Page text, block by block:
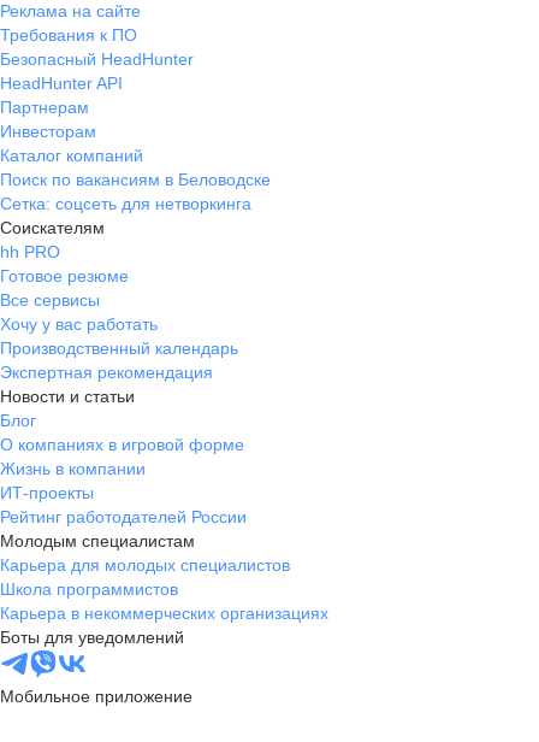
Реклама на сайте
Требования к ПО
Безопасный HeadHunter
HeadHunter API
Партнерам
Инвесторам
Каталог компаний
Поиск по вакансиям в Беловодске
Сетка: соцсеть для нетворкинга
Соискателям
hh PRO
Готовое резюме
Все сервисы
Хочу у вас работать
Производственный календарь
Экспертная рекомендация
Новости и статьи
Блог
О компаниях в игровой форме
Жизнь в компании
ИТ-проекты
Рейтинг работодателей России
Молодым специалистам
Карьера для молодых специалистов
Школа программистов
Карьера в некоммерческих организациях
Боты для уведомлений
Мобильное приложение